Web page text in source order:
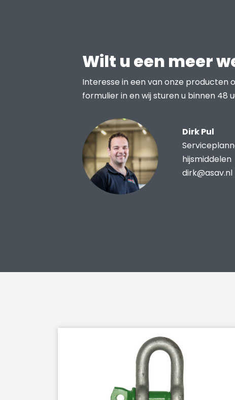
Wilt u een meer
Interesse in een van onze producten
formulier in en wij sturen u binnen 48
Dirk Pul
hijsmiddelen
dirk@asav.nl